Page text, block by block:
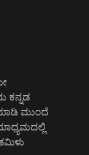
ಕನ್ನಡ
ಮುಂದೆ